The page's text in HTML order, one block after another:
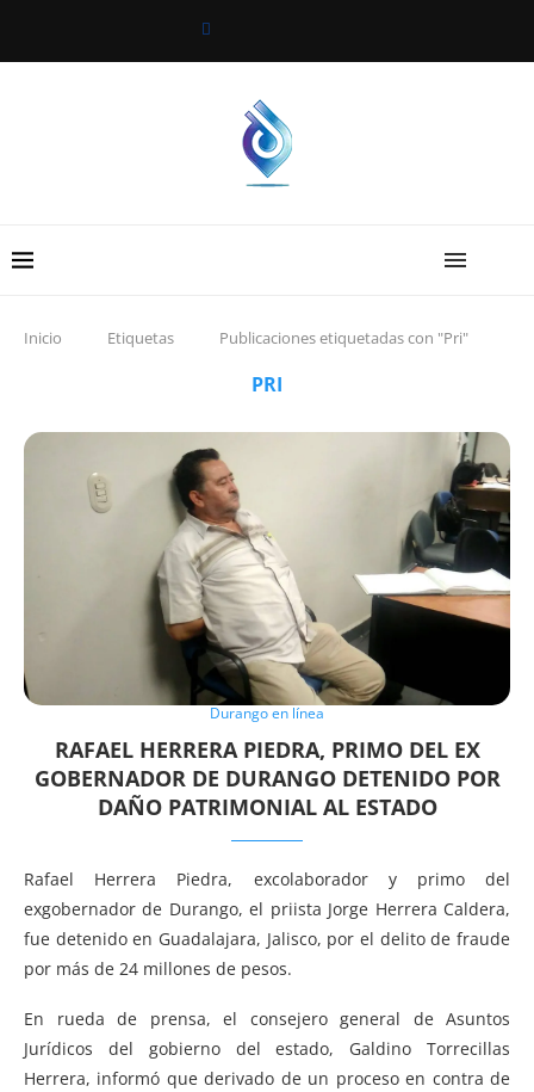
Inicio Etiquetas Publicaciones etiquetadas con "Pri"
PRI
Durango en línea
RAFAEL HERRERA PIEDRA, PRIMO DEL EX
GOBERNADOR DE DURANGO DETENIDO POR
DAÑO PATRIMONIAL AL ESTADO
Rafael Herrera Piedra, excolaborador y primo del
exgobernador de Durango, el priista Jorge Herrera Caldera,
fue detenido en Guadalajara, Jalisco, por el delito de fraude
por más de 24 millones de pesos.
En rueda de prensa, el consejero general de Asuntos
Jurídicos del gobierno del estado, Galdino Torrecillas
Herrera, informó que derivado de un proceso en contra de